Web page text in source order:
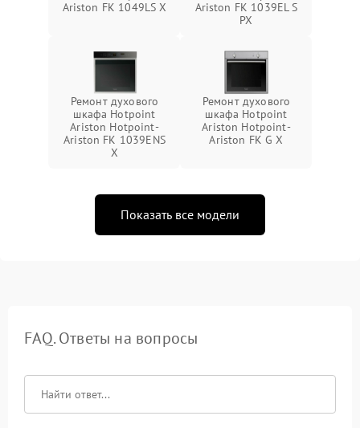
Ariston FK 1049LS X
Ariston FK 1039EL S
PX
Ремонт духового
шкафа Hotpoint
Ariston Hotpoint-
Ariston FK 1039ENS
X
Ремонт духового
шкафа Hotpoint
Ariston Hotpoint-
Ariston FK G X
Показать все модели
FAQ. Ответы на вопросы